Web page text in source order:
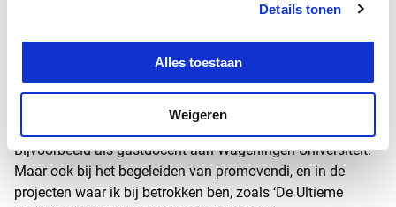
Details tonen
Alles toestaan
Weigeren
als onderzoeker en adviseur
aan leveren?
'Doen wat ik mijn hele leven al met veel enthousiasme doe:
kennis en inzichten die ik hierover heb opgedaan,
Bijvoorbeeld als gastdocent aan Wageningen Universiteit.
Maar ook bij het begeleiden van promovendi, en in de
projecten waar ik bij betrokken ben, zoals ‘De Ultieme